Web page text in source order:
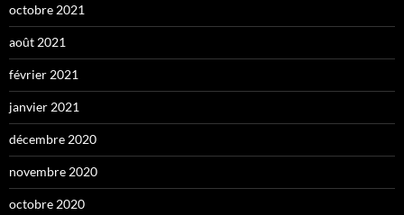
octobre 2021
août 2021
février 2021
janvier 2021
décembre 2020
novembre 2020
octobre 2020